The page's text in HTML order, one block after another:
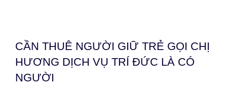
CẦN THUÊ NGƯỜI GIỮ TRẺ GỌI CHỊ
HƯƠNG DỊCH VỤ TRÍ ĐỨC LÀ CÓ
NGƯỜI